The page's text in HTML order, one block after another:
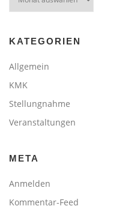
KATEGORIEN
Allgemein
KMK
Stellungnahme
Veranstaltungen
META
Anmelden
Kommentar-Feed